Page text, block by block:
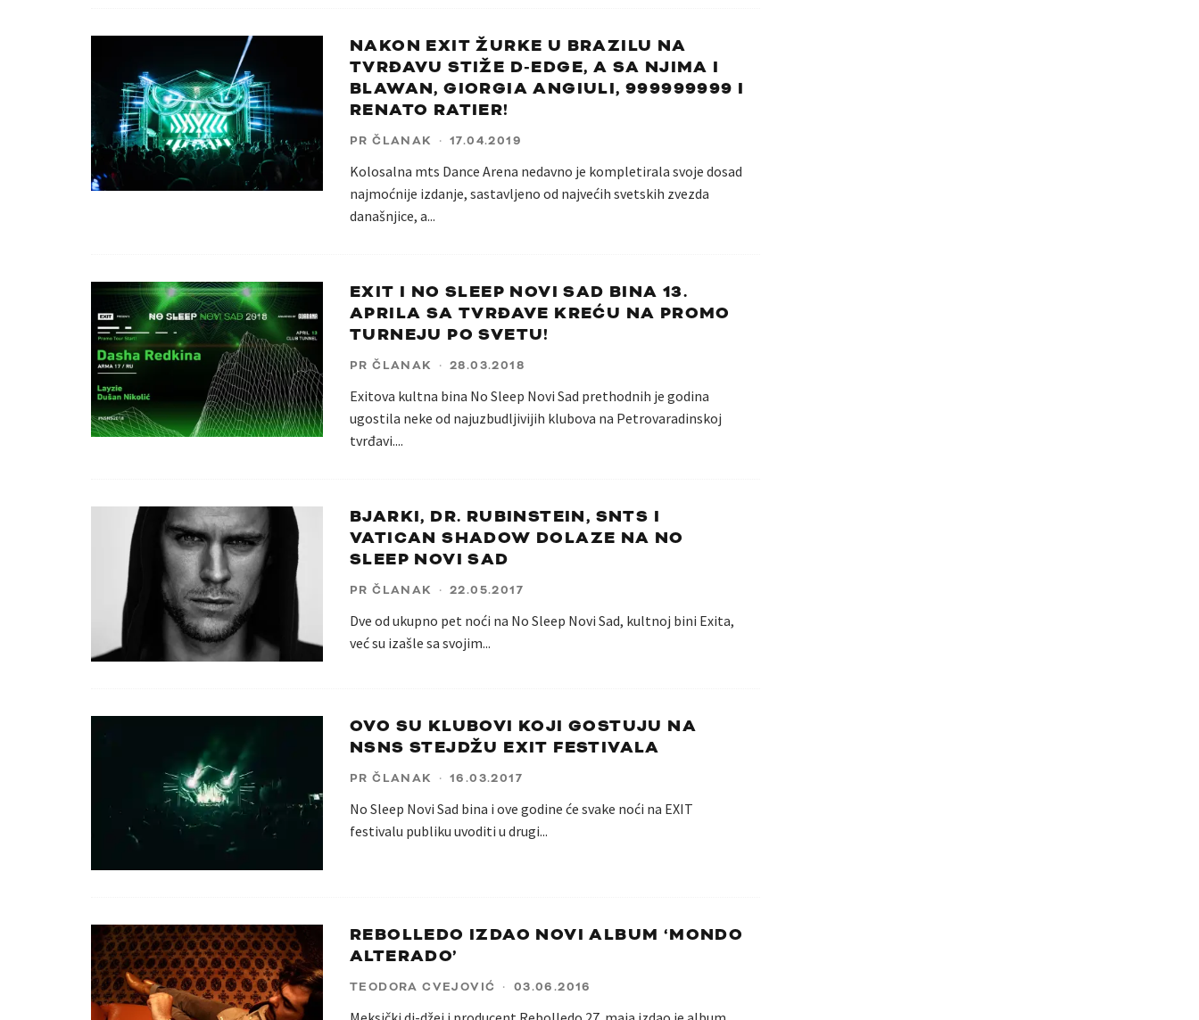
NAKON EXIT ŽURKE U BRAZILU NA
TVRĐAVU STIŽE D-EDGE, A SA NJIMA I
BLAWAN, GIORGIA ANGIULI, 999999999 I
RENATO RATIER!
PR ČLANAK · 17.04.2019
Kolosalna mts Dance Arena nedavno je kompletirala svoje dosad
najmoćnije izdanje, sastavljeno od najvećih svetskih zvezda
današnjice, a...
EXIT I NO SLEEP NOVI SAD BINA 13.
APRILA SA TVRĐAVE KREĆU NA PROMO
TURNEJU PO SVETU!
PR ČLANAK · 28.03.2018
Exitova kultna bina No Sleep Novi Sad prethodnih je godina
ugostila neke od najuzbudljivijih klubova na Petrovaradinskoj
tvrđavi....
BJARKI, DR. RUBINSTEIN, SNTS I
VATICAN SHADOW DOLAZE NA NO
SLEEP NOVI SAD
PR ČLANAK · 22.05.2017
Dve od ukupno pet noći na No Sleep Novi Sad, kultnoj bini Exita,
već su izašle sa svojim...
OVO SU KLUBOVI KOJI GOSTUJU NA
NSNS STEJDŽU EXIT FESTIVALA
PR ČLANAK · 16.03.2017
No Sleep Novi Sad bina i ove godine će svake noći na EXIT
festivalu publiku uvoditi u drugi...
REBOLLEDO IZDAO NOVI ALBUM ‘MONDO
ALTERADO’
TEODORA CVEJOVIĆ · 03.06.2016